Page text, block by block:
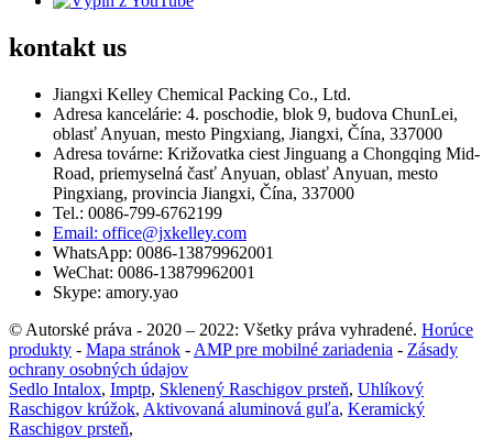
kontakt us
Jiangxi Kelley Chemical Packing Co., Ltd.
Adresa kancelárie: 4. poschodie, blok 9, budova ChunLei,
oblasť Anyuan, mesto Pingxiang, Jiangxi, Čína, 337000
Adresa továrne: Križovatka ciest Jinguang a Chongqing Mid-
Road, priemyselná časť Anyuan, oblasť Anyuan, mesto
Pingxiang, provincia Jiangxi, Čína, 337000
Tel.: 0086-799-6762199
Email: office@jxkelley.com
WhatsApp: 0086-13879962001
WeChat: 0086-13879962001
Skype: amory.yao
© Autorské práva - 2020 – 2022: Všetky práva vyhradené. Horúce
produkty - Mapa stránok - AMP pre mobilné zariadenia - Zásady
ochrany osobných údajov
Sedlo Intalox, Imptp, Sklenený Raschigov prsteň, Uhlíkový
Raschigov krúžok, Aktivovaná aluminová guľa, Keramický
Raschigov prsteň,